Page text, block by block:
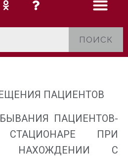
ПОИСК
ПАЦИЕНТОВ
ПАЦИЕНТОВ-
ПРИ
НАХОЖДЕНИИ С